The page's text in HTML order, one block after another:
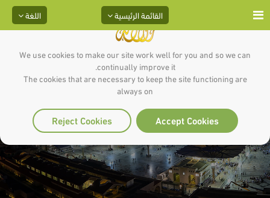
We use cookies to make our site work well for you and so we can
continually improve it.
The cookies that are necessary to keep the site functioning are
always on
Accept Cookies
Reject Cookies
اللغة القائمة الرئيسية
عند قبر أمي